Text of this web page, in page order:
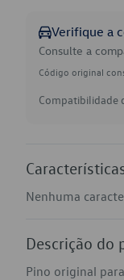
Verifique a
Consulte a
Código original
Compatibilidade
Nenhuma
Descrição do
Pino original